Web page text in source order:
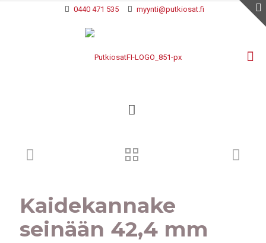
0440 471 535 myynti@putkiosat.fi
Kaidekannake
seinään 42,4 mm